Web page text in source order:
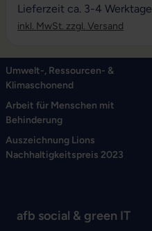
Lieferzeit ca. 3-4 Werktage
inkl. MwSt. zzgl. Versand
Umwelt-, Ressourcen- &
Klimaschonend
Arbeit für Menschen mit
Behinderung
Auszeichnung Lions
Nachhaltigkeitspreis 2023
afb social & green IT